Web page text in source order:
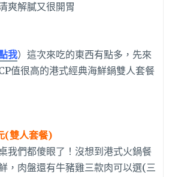
爽解膩又很開胃
我）這次來吃的東西有點多，先來
值很高的港式經典海鮮鍋雙人套餐
(雙人套餐)
我們都傻眼了！沒想到港式火鍋餐
，肉盤還有牛豬雞三款肉可以選(三